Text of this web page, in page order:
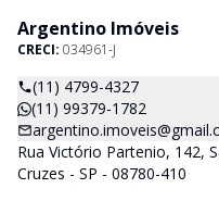
Argentino Imóveis
CRECI: 034961-J
(11) 4799-4327
(11) 99379-1782
Rua Victório Partenio, 142,
Cruzes - SP - 08780-410